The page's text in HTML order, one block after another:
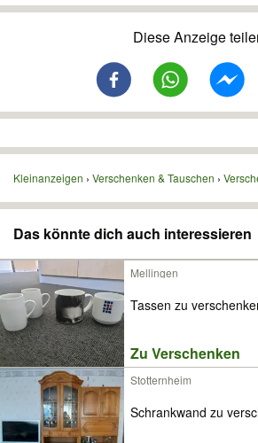
Diese Anzeige
Kleinanzeigen Verschenken & Tauschen
Das könnte dich auch interessieren
Mellingen
Tassen zu
Zu Verschenken
Stotternheim
Schrankwand zu